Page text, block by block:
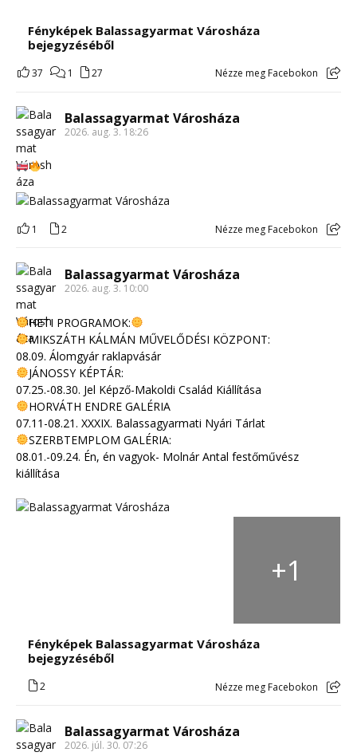
Fényképek Balassagyarmat Városháza
bejegyzéséből
37 1 27 Nézze meg Facebokon
Balassagyarmat Városháza
2026. aug. 3. 18:26
1 2 Nézze meg Facebokon
Balassagyarmat Városháza
2026. aug. 3. 10:00
HETI PROGRAMOK:
MIKSZÁTH KÁLMÁN MŰVELŐDÉSI KÖZPONT:
08.09. Álomgyár raklapvásár
JÁNOSSY KÉPTÁR:
07.25.-08.30. Jel Képző-Makoldi Család Kiállítása
HORVÁTH ENDRE GALÉRIA
07.11-08.21. XXXIX. Balassagyarmati Nyári Tárlat
SZERBTEMPLOM GALÉRIA:
08.01.-09.24. Én, én vagyok- Molnár Antal festőművész
kiállítása
+1
Fényképek Balassagyarmat Városháza
bejegyzéséből
2 Nézze meg Facebokon
Balassagyarmat Városháza
2026. júl. 30. 07:26